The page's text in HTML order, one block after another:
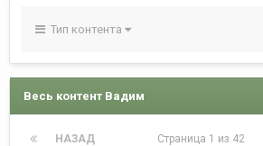
Тип контента
Весь контент Вадим
НАЗАД Страница 1 из 42